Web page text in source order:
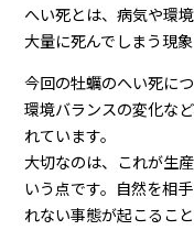
へい死とは、病気や環
大量に死んでしまう現象
今回の牡蠣のへい死に
環境バランスの変化な
れています。
大切なのは、これが生
いう点です。自然を相
れない事態が起こること